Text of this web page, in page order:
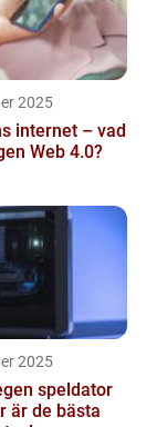
2025
internet – vad
Web 4.0?
2025
speldator
är de bästa